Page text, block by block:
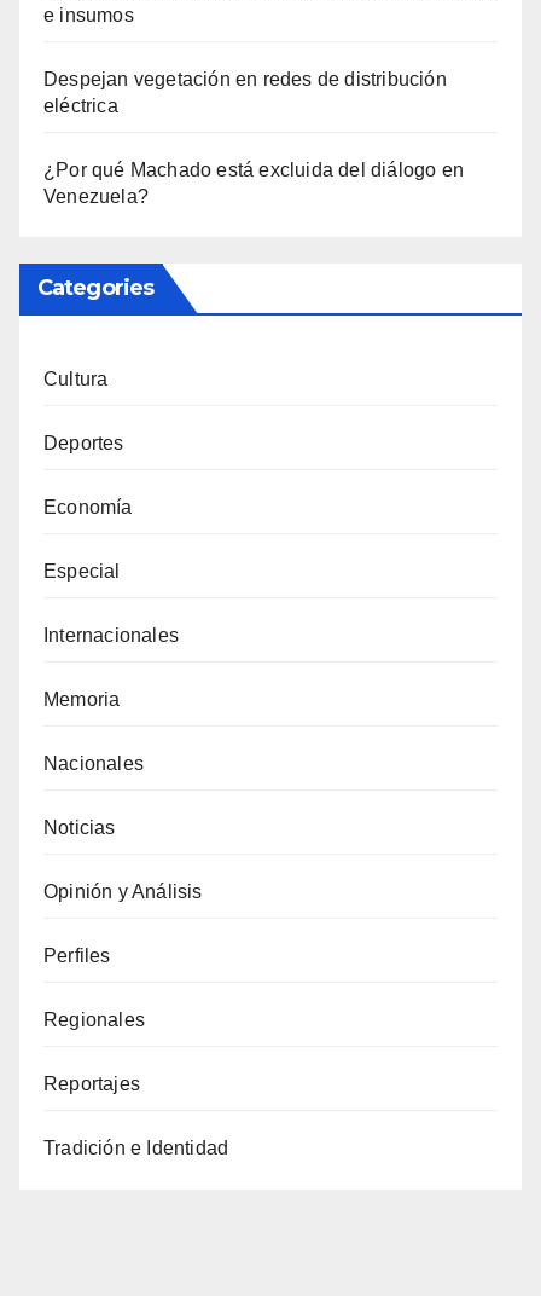
e insumos
Despejan vegetación en redes de distribución
eléctrica
¿Por qué Machado está excluida del diálogo en
Venezuela?
Categories
Cultura
Deportes
Economía
Especial
Internacionales
Memoria
Nacionales
Noticias
Opinión y Análisis
Perfiles
Regionales
Reportajes
Tradición e Identidad